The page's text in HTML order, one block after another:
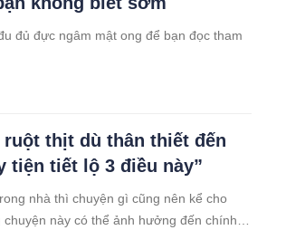
đủ đực ngâm mật ong để bạn đọc tham
ruột thịt dù thân thiết đến
tiện tiết lộ 3 điều này”
nhà thì chuyện gì cũng nên kể cho
này có thể ảnh hưởng đến chính